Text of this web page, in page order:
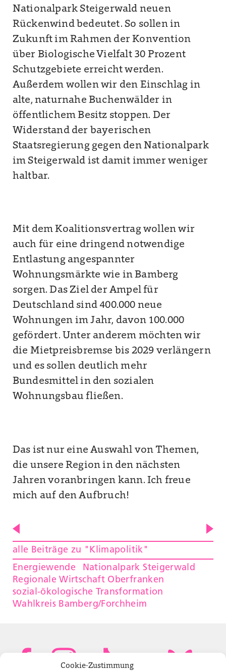
Cookie-Zustimmung
Nationalpark Steigerwald neuen
Rückenwind bedeutet. So sollen in
Zukunft im Rahmen der Konvention
über Biologische Vielfalt 30 Prozent
Schutzgebiete erreicht werden.
Außerdem wollen wir den Einschlag in
alte, naturnahe Buchenwälder in
öffentlichem Besitz stoppen. Der
Widerstand der bayerischen
Staatsregierung gegen den Nationalpark
im Steigerwald ist damit immer weniger
haltbar.
Mit dem Koalitionsvertrag wollen wir
auch für eine dringend notwendige
Entlastung angespannter
Wohnungsmärkte wie in Bamberg
sorgen. Das Ziel der Ampel für
Deutschland sind 400.000 neue
Wohnungen im Jahr, davon 100.000
gefördert. Unter anderem möchten wir
die Mietpreisbremse bis 2029 verlängern
und es sollen deutlich mehr
Bundesmittel in den sozialen
Wohnungsbau fließen.
Das ist nur eine Auswahl von Themen,
die unsere Region in den nächsten
Jahren voranbringen kann. Ich freue
mich auf den Aufbruch!
alle Beiträge zu "Klimapolitik"
Energiewende
Nationalpark Steigerwald
Regionale Wirtschaft Oberfranken
sozial-ökologische Transformation
Wahlkreis Bamberg/Forchheim